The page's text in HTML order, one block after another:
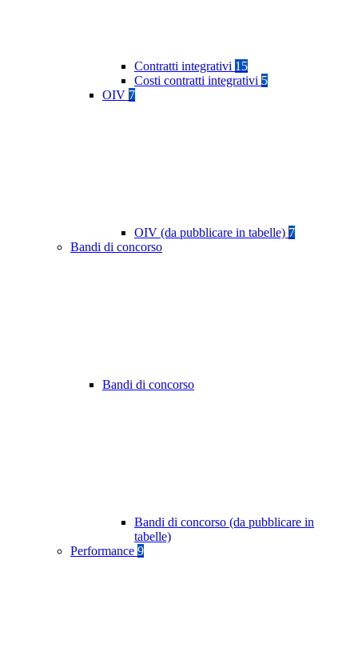
Contratti integrativi 15
Costi contratti integrativi 5
OIV 7
OIV (da pubblicare in tabelle) 7
Bandi di concorso
Bandi di concorso
Bandi di concorso (da pubblicare in
tabelle)
Performance 9